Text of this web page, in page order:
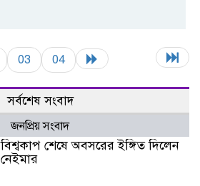
03 04
সর্বশেষ সংবাদ
জনপ্রিয় সংবাদ
বিশ্বকাপ শেষে অবসরের ইঙ্গিত দিলেন
নেইমার